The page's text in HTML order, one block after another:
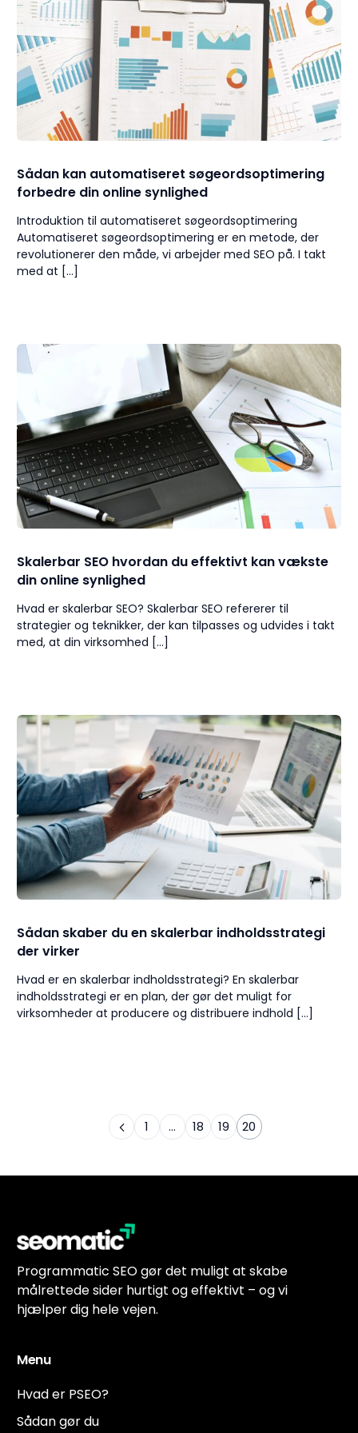
Sådan kan automatiseret søgeordsoptimering
forbedre din online synlighed
Introduktion til automatiseret søgeordsoptimering
Automatiseret søgeordsoptimering er en metode, der
revolutionerer den måde, vi arbejder med SEO på. I takt
med at […]
Skalerbar SEO hvordan du effektivt kan vækste
din online synlighed
Hvad er skalerbar SEO? Skalerbar SEO refererer til
strategier og teknikker, der kan tilpasses og udvides i takt
med, at din virksomhed […]
Sådan skaber du en skalerbar indholdsstrategi
der virker
Hvad er en skalerbar indholdsstrategi? En skalerbar
indholdsstrategi er en plan, der gør det muligt for
virksomheder at producere og distribuere indhold […]
1 … 18 19 20
Programmatic SEO gør det muligt at skabe
målrettede sider hurtigt og effektivt – og vi
hjælper dig hele vejen.
Menu
Hvad er PSEO?
Sådan gør du